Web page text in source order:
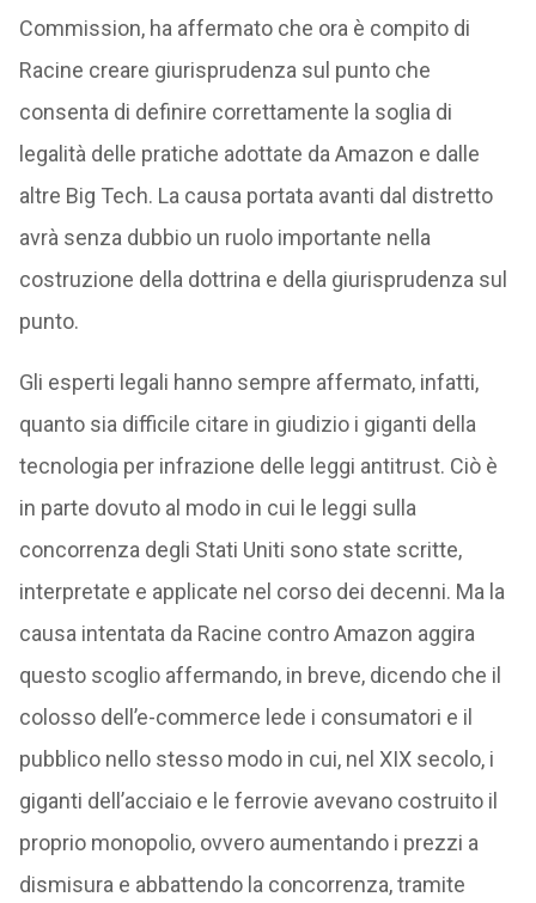
Commission, ha affermato che ora è compito di
Racine creare giurisprudenza sul punto che
consenta di definire correttamente la soglia di
legalità delle pratiche adottate da Amazon e dalle
altre Big Tech. La causa portata avanti dal distretto
avrà senza dubbio un ruolo importante nella
costruzione della dottrina e della giurisprudenza sul
punto.
Gli esperti legali hanno sempre affermato, infatti,
quanto sia difficile citare in giudizio i giganti della
tecnologia per infrazione delle leggi antitrust. Ciò è
in parte dovuto al modo in cui le leggi sulla
concorrenza degli Stati Uniti sono state scritte,
interpretate e applicate nel corso dei decenni. Ma la
causa intentata da Racine contro Amazon aggira
questo scoglio affermando, in breve, dicendo che il
colosso dell’e-commerce lede i consumatori e il
pubblico nello stesso modo in cui, nel XIX secolo, i
giganti dell’acciaio e le ferrovie avevano costruito il
proprio monopolio, ovvero aumentando i prezzi a
dismisura e abbattendo la concorrenza, tramite